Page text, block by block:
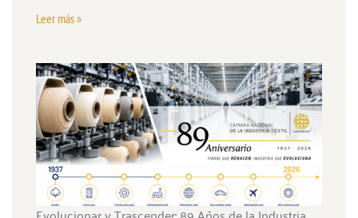
Leer más »